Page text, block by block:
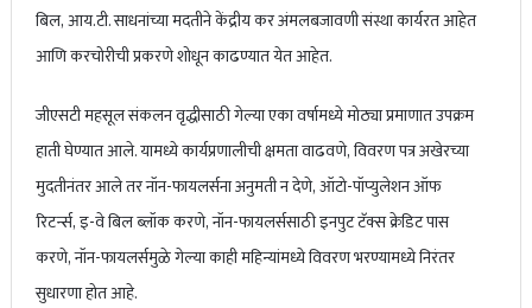
बिल, आय.टी. साधनांच्या मदतीने केंद्रीय कर अंमलबजावणी संस्था कार्यरत आहेत
आणि करचोरीची प्रकरणे शोधून काढण्यात येत आहेत.
जीएसटी महसूल संकलन वृद्धीसाठी गेल्या एका वर्षामध्ये मोठ्या प्रमाणात उपक्रम
हाती घेण्यात आले. यामध्ये कार्यप्रणालीची क्षमता वाढवणे, विवरण पत्र अखेरच्या
मुदतीनंतर आले तर नॉन-फायलर्सना अनुमती न देणे, ऑटो-पॉप्युलेशन ऑफ
रिटर्न्स, इ-वे बिल ब्लॉक करणे, नॉन-फायलर्ससाठी इनपुट टॅक्स क्रेडिट पास
करणे, नॉन-फायलर्समुळे गेल्या काही महिन्यांमध्ये विवरण भरण्यामध्ये निरंतर
सुधारणा होत आहे.